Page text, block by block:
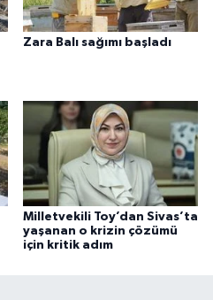
Zara Balı sağımı başladı
Milletvekili Toy’dan Sivas’ta
yaşanan o krizin çözümü
için kritik adım